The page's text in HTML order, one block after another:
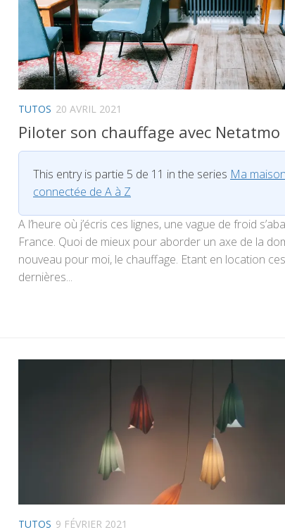
TUTOS 20 AVRIL 2021
Piloter son chauffage avec Netatmo
This entry is partie 5 de 11 in the series Ma
connectée de A à Z
A l’heure où j’écris ces lignes, une vague de froid
France. Quoi de mieux pour aborder un axe de la
nouveau pour moi, le chauffage. Etant en location ces
dernières...
TUTOS 9 FÉVRIER 2021